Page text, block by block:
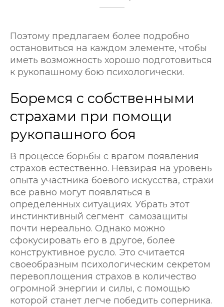
Поэтому предлагаем более подробно
остановиться на каждом элементе, чтобы
иметь возможность хорошо подготовиться
к рукопашному бою психологически.
Боремся с собственными
страхами при помощи
рукопашного боя
В процессе борьбы с врагом появления
страхов естественно. Невзирая на уровень
опыта участника боевого искусства, страхи
все равно могут появляться в
определенных ситуациях. Убрать этот
инстинктивный сегмент самозащиты
почти нереально. Однако можно
сфокусировать его в другое, более
конструктивное русло. Это считается
своеобразным психологическим секретом
перевоплощения страхов в количество
огромной энергии и силы, с помощью
которой станет легче победить соперника.